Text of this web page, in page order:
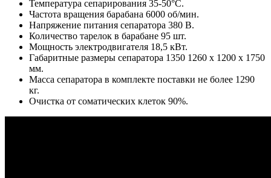
Температура сепарирования 35-50°C.
Частота вращения барабана 6000 об/мин.
Напряжение питания сепаратора 380 В.
Количество тарелок в барабане 95 шт.
Мощность электродвигателя 18,5 кВт.
Габаритные размеры сепаратора 1350 1260 х 1200 х 1750
мм.
Масса сепаратора в комплекте поставки не более 1290
кг.
Очистка от соматических клеток 90%.